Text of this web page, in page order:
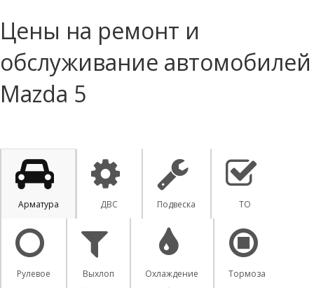
Цены на ремонт и
обслуживание автомобилей
Mazda 5
Арматура ДВС Подвеска ТО
Рулевое Выхлоп Охлаждение Тормоза